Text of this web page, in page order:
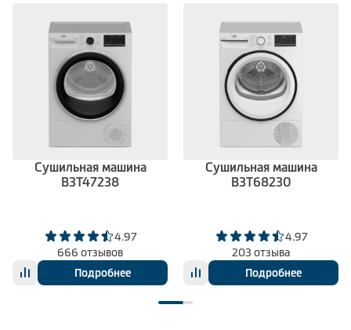
Сушильная машина
B3T47238
4.97
666 отзывов
Подробнее
Сушильная машина
B3T68230
4.97
203 отзыва
Подробнее